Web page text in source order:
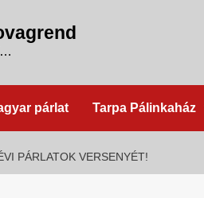
párlat Tarpa Pálinkaház
PÁRLATOK VERSENYÉT!